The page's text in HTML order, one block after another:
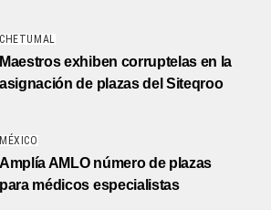
CHETUMAL
Maestros exhiben corruptelas en la
asignación de plazas del Siteqroo
MÉXICO
Amplía AMLO número de plazas
para médicos especialistas